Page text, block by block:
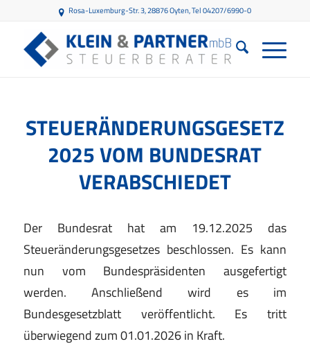
Rosa-Luxemburg-Str. 3, 28876 Oyten, Tel 04207/6990-0
STEUERÄNDERUNGSGESETZ
2025 VOM BUNDESRAT
VERABSCHIEDET
Der Bundesrat hat am 19.12.2025 das
Steueränderungsgesetzes beschlossen. Es kann
nun vom Bundespräsidenten ausgefertigt
werden. Anschließend wird es im
Bundesgesetzblatt veröffentlicht. Es tritt
überwiegend zum 01.01.2026 in Kraft.